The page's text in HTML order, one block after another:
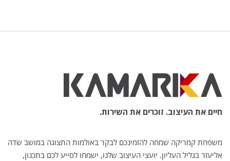
חיים את העיצוב. זוכרים את השירות.
משפחת קמריקה שמחה להזמינכם לבקר באולמות התצוגה במושב שדה
אליעזר בגליל העליון. יועצי העיצוב שלנו, ישמחו לסייע לכם בתכנון,